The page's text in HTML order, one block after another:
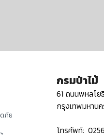
ภัย
กรมป่าไม้
61 ถนนพหลโย
กรุงเทพมหาน
โทรศัพท์: